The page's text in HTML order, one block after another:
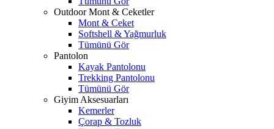
Outdoor Mont & Ceketler
Mont & Ceket
Softshell & Yağmurluk
Tümünü Gör
Pantolon
Kayak Pantolonu
Trekking Pantolonu
Tümünü Gör
Giyim Aksesuarları
Kemerler
Çorap & Tozluk